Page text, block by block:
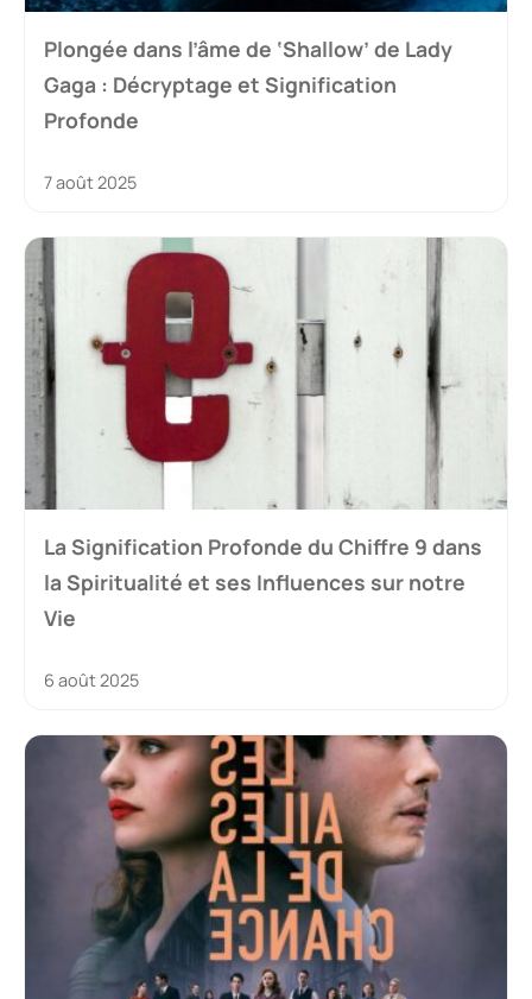
Plongée dans l’âme de ‘Shallow’ de Lady
Gaga : Décryptage et Signification
Profonde
7 août 2025
La Signification Profonde du Chiffre 9 dans
la Spiritualité et ses Influences sur notre
Vie
6 août 2025